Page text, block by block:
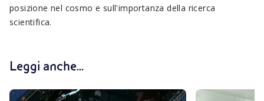
posizione nel cosmo e sull'importanza della ricerca
scientifica.
Leggi anche...